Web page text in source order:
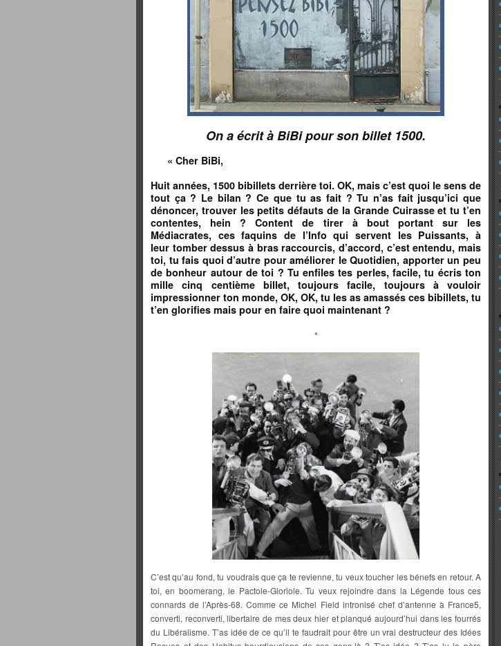
On a écrit à BiBi pour son billet 1500.
« Cher BiBi,
Huit années, 1500 bibillets derrière toi. OK, mais c’est quoi le sens de
tout ça ? Le bilan ? Ce que tu as fait ? Tu n’as fait jusqu’ici que
dénoncer, trouver les petits défauts de la Grande Cuirasse et tu t’en
contentes, hein ? Content de tirer à bout portant sur les
Médiacrates, ces faquins de l’Info qui servent les Puissants, à
leur tomber dessus à bras raccourcis, d’accord, c’est entendu, mais
toi, tu fais quoi d’autre pour améliorer le Quotidien, apporter un peu
de bonheur autour de toi ? Tu enfiles tes perles, facile, tu écris ton
mille cinq centième billet, toujours facile, toujours à vouloir
impressionner ton monde, OK, OK, tu les as amassés ces bibillets, tu
t’en glorifies mais pour en faire quoi maintenant ?
*
C’est qu’au fond, tu voudrais que ça te revienne, tu veux toucher les bénefs en retour. A
toi, en boomerang, le Pactole-Gloriole. Tu veux rejoindre dans la Légende tous ces
connards de l’Après-68. Comme ce Michel Field intronisé chef d’antenne à France5,
converti, reconverti, libertaire de mes deux hier et planqué aujourd’hui dans les fourrés
du Libéralisme. T’as idée de ce qu’il te faudrait pour être un vrai destructeur des Idées